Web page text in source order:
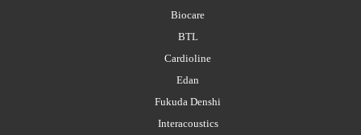
Biocare
BTL
Cardioline
Edan
Fukuda Denshi
Interacoustics